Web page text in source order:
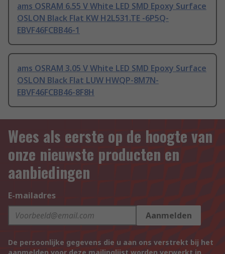
ams OSRAM 6.55 V White LED SMD Epoxy Surface
OSLON Black Flat KW H2L531.TE -6P5Q-
EBVF46FCBB46-1
ams OSRAM 3.05 V White LED SMD Epoxy Surface
OSLON Black Flat LUW HWQP-8M7N-
EBVF46FCBB46-8F8H
Wees als eerste op de hoogte van
onze nieuwste producten en
aanbiedingen
E-mailadres
Aanmelden
De persoonlijke gegevens die u aan ons verstrekt bij het